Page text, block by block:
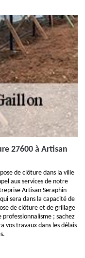
27600 à Artisan
de clôture dans la ville
aux services de notre
Artisan Seraphin
sera dans la capacité de
de clôture et de grillage
; sachez
vos travaux dans les délais